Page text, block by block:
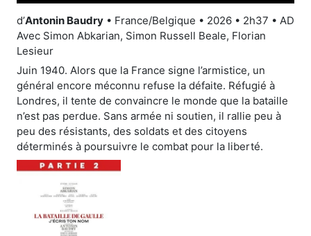
d’Antonin Baudry • France/Belgique • 2026 • 2h37 • AD
Avec Simon Abkarian, Simon Russell Beale, Florian
Lesieur
Juin 1940. Alors que la France signe l’armistice, un
général encore méconnu refuse la défaite. Réfugié à
Londres, il tente de convaincre le monde que la bataille
n’est pas perdue. Sans armée ni soutien, il rallie peu à
peu des résistants, des soldats et des citoyens
déterminés à poursuivre le combat pour la liberté.